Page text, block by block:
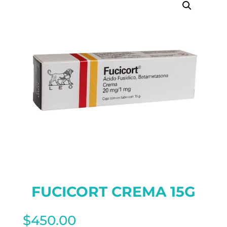
FUCICORT CREMA 15G
$450.00